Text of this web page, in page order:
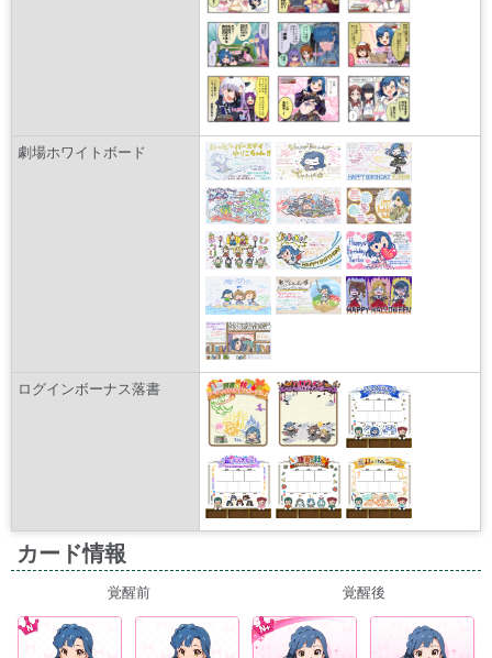
劇場ホワイトボード
ログインボーナス落書
カード情報
覚醒前 覚醒後